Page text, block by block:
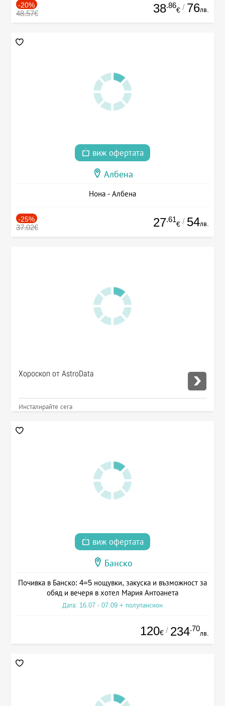
-20%
48.57€ 38.86
€ / 76лв.
виж офертата
Албена
Нона - Албена
-25%
37.02€ 27.61
€ / 54лв.
Хороскоп от AstroData
Инсталирайте сега
виж офертата
Банско
Почивка в Банско: 4=5 нощувки, закуска и възможност за
обяд и вечеря в хотел Мария Антоанета
Дата: 16.07 - 07.09 + полупансион
120€ / 234.70
лв.